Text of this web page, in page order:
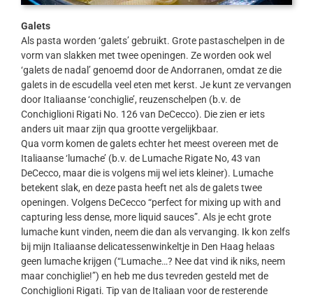
Galets
Als pasta worden ‘galets’ gebruikt. Grote pastaschelpen in de
vorm van slakken met twee openingen. Ze worden ook wel
‘galets de nadal’ genoemd door de Andorranen, omdat ze die
galets in de escudella veel eten met kerst. Je kunt ze vervangen
door Italiaanse ‘conchiglie’, reuzenschelpen (b.v. de
Conchiglioni Rigati No. 126 van DeCecco). Die zien er iets
anders uit maar zijn qua grootte vergelijkbaar.
Qua vorm komen de galets echter het meest overeen met de
Italiaanse ‘lumache’ (b.v. de Lumache Rigate No, 43 van
DeCecco, maar die is volgens mij wel iets kleiner). Lumache
betekent slak, en deze pasta heeft net als de galets twee
openingen. Volgens DeCecco “perfect for mixing up with and
capturing less dense, more liquid sauces”. Als je echt grote
lumache kunt vinden, neem die dan als vervanging. Ik kon zelfs
bij mijn Italiaanse delicatessenwinkeltje in Den Haag helaas
geen lumache krijgen (“Lumache…? Nee dat vind ik niks, neem
maar conchiglie!”) en heb me dus tevreden gesteld met de
Conchiglioni Rigati. Tip van de Italiaan voor de resterende